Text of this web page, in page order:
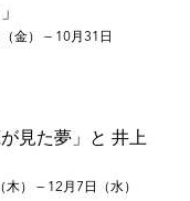
金） — 10月31日
見た夢」と 井上
） — 12月7日（水）